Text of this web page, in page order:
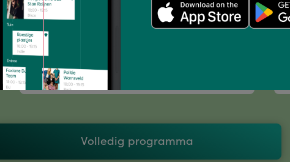
Kids
KAMILLA IN NIMMA
Volledig programma